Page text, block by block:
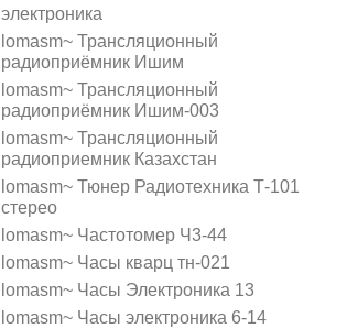
электроника
lomasm~ Трансляционный
радиоприёмник Ишим
lomasm~ Трансляционный
радиоприёмник Ишим-003
lomasm~ Трансляционный
радиоприемник Казахстан
lomasm~ Тюнер Радиотехника Т-101
стерео
lomasm~ Частотомер Ч3-44
lomasm~ Часы кварц тн-021
lomasm~ Часы Электроника 13
lomasm~ Часы электроника 6-14